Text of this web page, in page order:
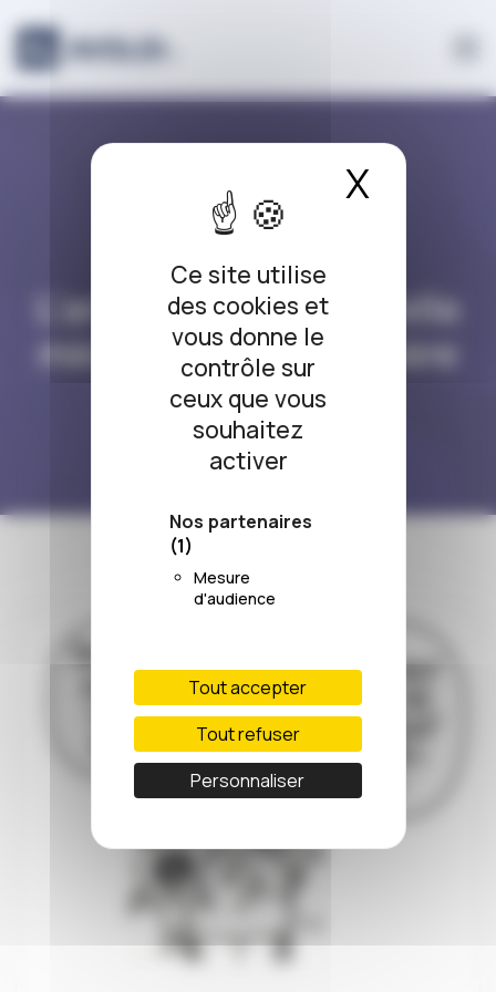
Panneau de gestion des cookies
Ce site utilise
des cookies et
vous donne le
contrôle sur
ceux que vous
souhaitez
activer
Nos partenaires
(1)
Mesure
d'audience
Tout accepter
Tout refuser
Personnaliser
X
L’ARRÊT DU JOUR
L’arrêt du jour #91 Telle
mère… telle grand-mère
20/04/2018